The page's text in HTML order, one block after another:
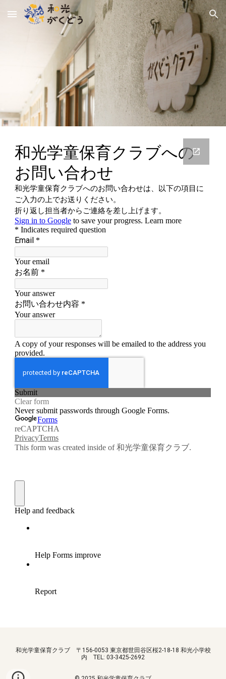
Skip to main content Skip to navigation
和光学童保育クラブ 〒156-0053 東京都世田谷区桜2-18-18 和光小学校
内 TEL: 03-3425-2692